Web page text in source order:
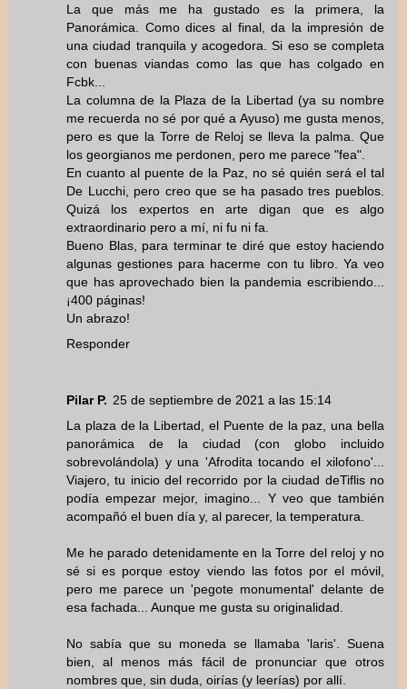
La que más me ha gustado es la primera, la
Panorámica. Como dices al final, da la impresión de
una ciudad tranquila y acogedora. Si eso se completa
con buenas viandas como las que has colgado en
Fcbk...
La columna de la Plaza de la Libertad (ya su nombre
me recuerda no sé por qué a Ayuso) me gusta menos,
pero es que la Torre de Reloj se lleva la palma. Que
los georgianos me perdonen, pero me parece "fea".
En cuanto al puente de la Paz, no sé quién será el tal
De Lucchi, pero creo que se ha pasado tres pueblos.
Quizá los expertos en arte digan que es algo
extraordinario pero a mí, ni fu ni fa.
Bueno Blas, para terminar te diré que estoy haciendo
algunas gestiones para hacerme con tu libro. Ya veo
que has aprovechado bien la pandemia escribiendo...
¡400 páginas!
Un abrazo!
Responder
Pilar P. 25 de septiembre de 2021 a las 15:14
La plaza de la Libertad, el Puente de la paz, una bella
panorámica de la ciudad (con globo incluido
sobrevolándola) y una 'Afrodita tocando el xilofono'...
Viajero, tu inicio del recorrido por la ciudad deTiflis no
podía empezar mejor, imagino... Y veo que también
acompañó el buen día y, al parecer, la temperatura.
Me he parado detenidamente en la Torre del reloj y no
sé si es porque estoy viendo las fotos por el móvil,
pero me parece un 'pegote monumental' delante de
esa fachada... Aunque me gusta su originalidad.
No sabía que su moneda se llamaba 'laris'. Suena
bien, al menos más fácil de pronunciar que otros
nombres que, sin duda, oirías (y leerías) por allí.